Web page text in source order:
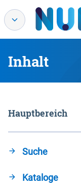
Inhalt
Hauptbereich
Suche
Kataloge